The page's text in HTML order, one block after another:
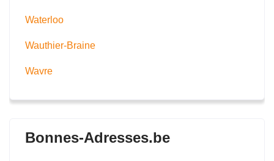
Waterloo
Wauthier-Braine
Wavre
Bonnes-Adresses.be